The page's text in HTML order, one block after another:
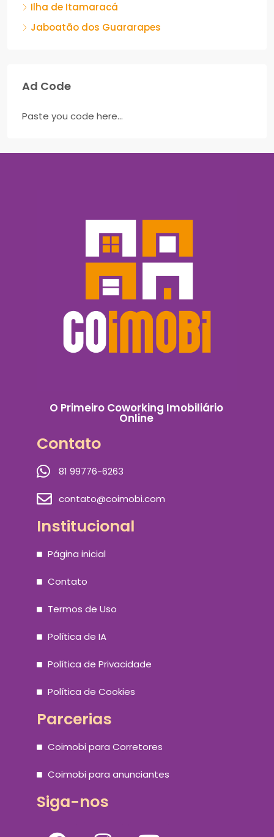
Ilha de Itamaracá
Jaboatão dos Guararapes
Ad Code
Paste you code here...
O Primeiro Coworking Imobiliário
Online
Contato
81 99776-6263
contato@coimobi.com
Institucional
Página inicial
Contato
Termos de Uso
Política de IA
Política de Privacidade
Política de Cookies
Parcerias
Coimobi para Corretores
Coimobi para anunciantes
Siga-nos